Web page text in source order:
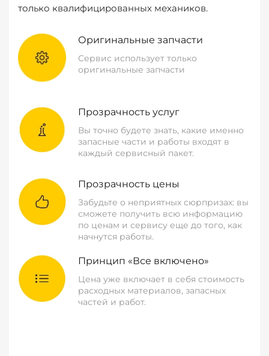
только квалифицированных механиков.
Оригинальные запчасти
Сервис использует только
оригинальные запчасти
Прозрачность услуг
Вы точно будете знать, какие именно
запасные части и работы входят в
каждый сервисный пакет.
Прозрачность цены
Забудьте о неприятных сюрпризах: вы
сможете получить всю информацию
по ценам и сервису еще до того, как
начнутся работы.
Принцип «Все включено»
Цена уже включает в себя стоимость
расходных материалов, запасных
частей и работ.